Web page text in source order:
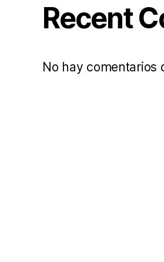
Recent
No hay comentarios